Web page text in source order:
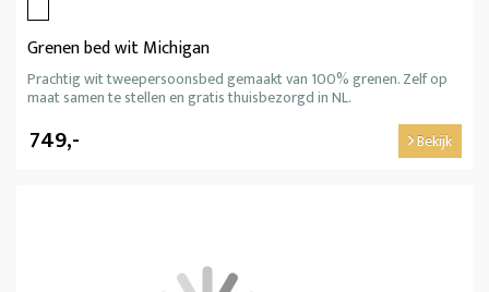
Grenen bed wit Michigan
Prachtig wit tweepersoonsbed gemaakt van 100% grenen. Zelf op
maat samen te stellen en gratis thuisbezorgd in NL.
749,- Bekijk